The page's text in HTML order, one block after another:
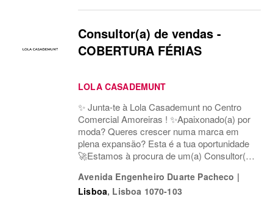
Consultor(a) de vendas -
COBERTURA FÉRIAS
LOLA CASADEMUNT
✨ Junta-te à Lola Casademunt no Centro
Comercial Amoreiras ! ✨Apaixonado(a) por
moda? Queres crescer numa marca em
plena expansão? Esta é a tua oportunidade
🚀Estamos à procura de um(a) Consultor(a)
Pacheco, Centro Comercial Amoreiras, 1º
andar, loja 2106,...
Avenida Engenheiro Duarte Pacheco |
Lisboa, Lisboa 1070-103